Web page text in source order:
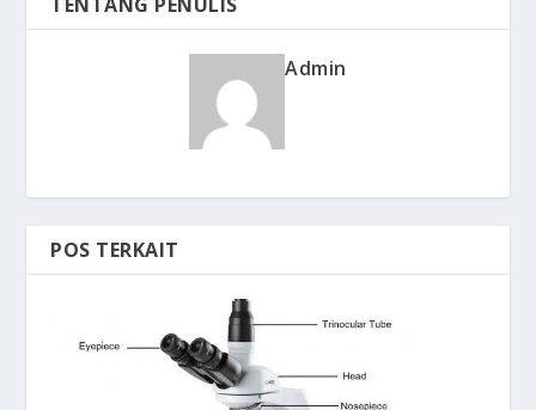
Admin
POS TERKAIT